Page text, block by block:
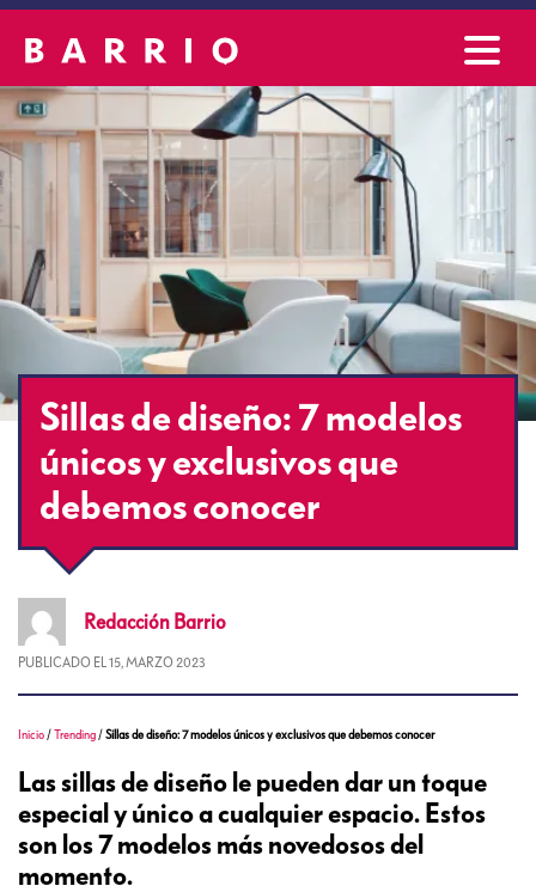
Sillas de diseño: 7 modelos
únicos y exclusivos que
debemos conocer
Redacción Barrio
PUBLICADO EL 15, MARZO 2023
Inicio /Trending /Sillas de diseño: 7 modelos únicos y exclusivos que debemos conocer
Las sillas de diseño le pueden dar un toque
especial y único a cualquier espacio. Estos
son los 7 modelos más novedosos del
momento.